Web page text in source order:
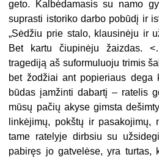
geto. Kalbėdamasis su namo
suprasti istoriko darbo pobūdį ir
„Sėdžiu prie stalo, klausinėju ir
Bet kartu čiupinėju žaizdas.
tragediją aš suformuluoju trimis
bet žodžiai ant popieriaus dega
būdas įamžinti dabartį – ratelis
mūsų pačių akyse gimsta
linkėjimų, pokštų ir pasakojimų,
tame ratelyje dirbsiu su
pabiręs jo gatvelėse, yra turtas,